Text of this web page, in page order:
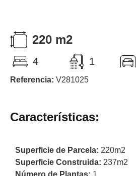
220 m2
4 1
Referencia: V281025
Características:
Superficie de Parcela: 220m2
Superficie Construida: 237m2
Número de Plantas: 1